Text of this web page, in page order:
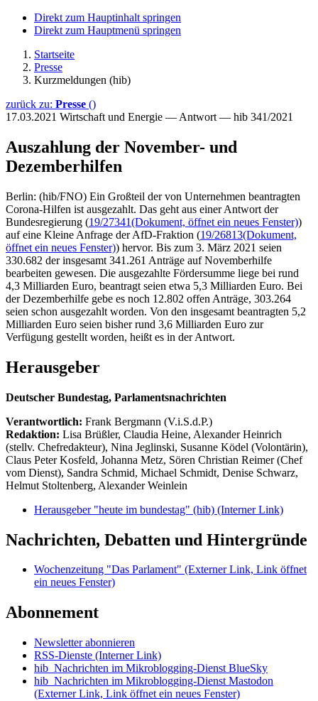
Direkt zum Hauptinhalt springen
Direkt zum Hauptmenü springen
Startseite
Presse
Kurzmeldungen (hib)
zurück zu: Presse ()
17.03.2021 Wirtschaft und Energie — Antwort — hib 341/2021
Auszahlung der November- und
Dezemberhilfen
Berlin: (hib/FNO) Ein Großteil der von Unternehmen beantragten
Corona-Hilfen ist ausgezahlt. Das geht aus einer Antwort der
Bundesregierung (19/27341(Dokument, öffnet ein neues Fenster))
auf eine Kleine Anfrage der AfD-Fraktion (19/26813(Dokument,
öffnet ein neues Fenster)) hervor. Bis zum 3. März 2021 seien
330.682 der insgesamt 341.261 Anträge auf Novemberhilfe
bearbeiten gewesen. Die ausgezahlte Fördersumme liege bei rund
4,3 Milliarden Euro, beantragt seien etwa 5,3 Milliarden Euro. Bei
der Dezemberhilfe gebe es noch 12.802 offen Anträge, 303.264
seien schon ausgezahlt worden. Von den insgesamt beantragten 5,2
Milliarden Euro seien bisher rund 3,6 Milliarden Euro zur
Verfügung gestellt worden, heißt es in der Antwort.
Herausgeber
Deutscher Bundestag, Parlamentsnachrichten
Verantwortlich: Frank Bergmann (V.i.S.d.P.)
Redaktion: Lisa Brüßler, Claudia Heine, Alexander Heinrich
(stellv. Chefredakteur), Nina Jeglinski, Susanne Ködel (Volontärin),
Claus Peter Kosfeld, Johanna Metz, Sören Christian Reimer (Chef
vom Dienst), Sandra Schmid, Michael Schmidt, Denise Schwarz,
Helmut Stoltenberg, Alexander Weinlein
Herausgeber "heute im bundestag" (hib) (Interner Link)
Nachrichten, Debatten und Hintergründe
Wochenzeitung "Das Parlament" (Externer Link, Link öffnet
ein neues Fenster)
Abonnement
Newsletter abonnieren
RSS-Dienste (Interner Link)
hib_Nachrichten im Mikroblogging-Dienst BlueSky
hib_Nachrichten im Mikroblogging-Dienst Mastodon
(Externer Link, Link öffnet ein neues Fenster)